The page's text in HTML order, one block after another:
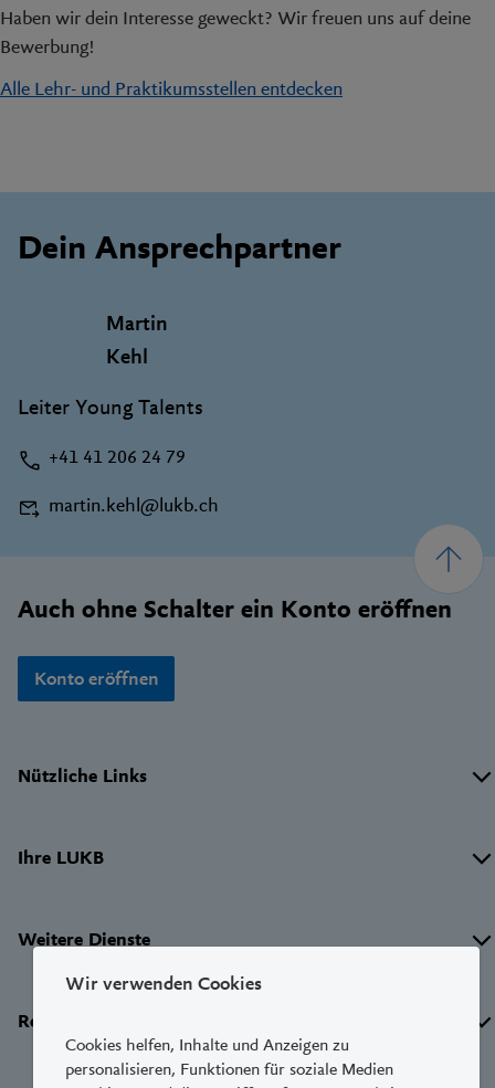
Wir verwenden Cookies
Cookies helfen, Inhalte und Anzeigen zu
personalisieren, Funktionen für soziale Medien
Haben wir dein Interesse geweckt? Wir freuen uns auf deine
Bewerbung!
Alle Lehr- und Praktikumsstellen entdecken
Dein Ansprechpartner
Martin
Kehl
Leiter Young Talents
+41 41 206 24 79
martin.kehl@lukb.ch
Auch ohne Schalter ein Konto eröffnen
Konto eröffnen
Nützliche Links
Ihre LUKB
Weitere Dienste
Rechtliches